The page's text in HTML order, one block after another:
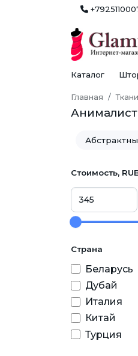
Каталог
Главная
Звездочки
Новогодний
Стоимость,
Страна
Беларусь
Дубай
Италия
Китай
Турция